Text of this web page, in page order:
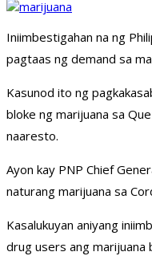
Iniimbestigahan na ng
pagtaas ng demand sa
Kasunod ito ng
bloke ng marijuana sa
naaresto.
Ayon kay PNP Chief
naturang marijuana sa
Kasalukuyan aniyang
drug users ang marijuana